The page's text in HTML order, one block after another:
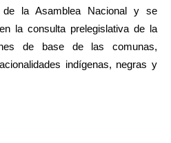
de la Asamblea Nacional y se
la consulta prelegislativa de la
de base de las comunas,
indígenas, negras y